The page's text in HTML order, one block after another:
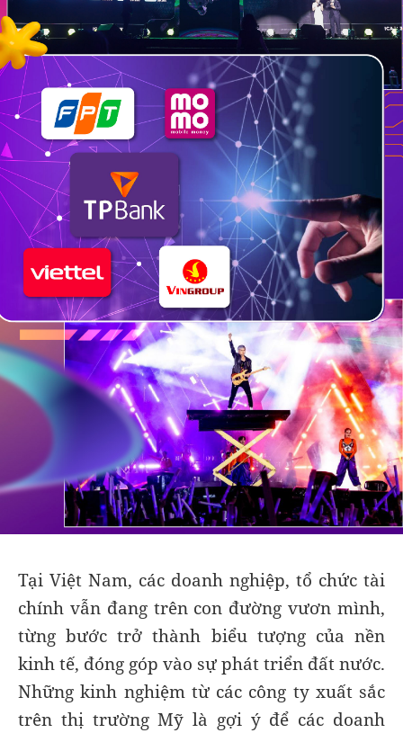
Tại Việt Nam, các doanh nghiệp, tổ chức tài
chính vẫn đang trên con đường vươn mình,
từng bước trở thành biểu tượng của nền
kinh tế, đóng góp vào sự phát triển đất nước.
Những kinh nghiệm từ các công ty xuất sắc
trên thị trường Mỹ là gợi ý để các doanh